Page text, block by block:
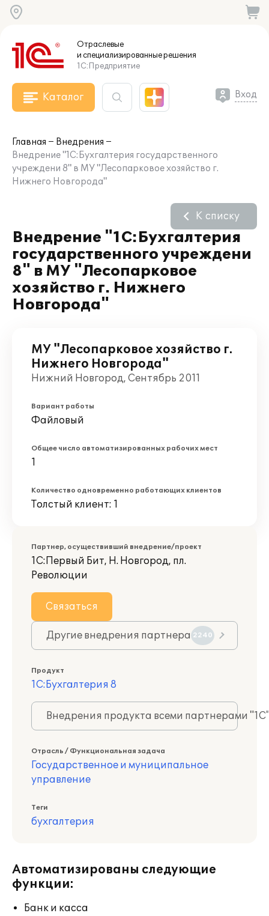
Отраслевые
и специализированныерешения
1С:Предприятие
Каталог Вход
Главная
Внедрения
Внедрение "1С:Бухгалтерия государственного
учреждени 8" в МУ "Лесопарковое хозяйство г.
Нижнего Новгорода"
Внедрение "1С:Бухгалтерия
государственного учреждени
8" в МУ "Лесопарковое
хозяйство г. Нижнего
Новгорода"
К списку
МУ "Лесопарковое хозяйство г.
Нижнего Новгорода"
Нижний Новгород, Сентябрь 2011
Вариант работы
Файловый
Общее число автоматизированных рабочих мест
1
Количество одновременно работающих клиентов
Толстый клиент: 1
Партнер, осуществивший внедрение/проект
1С:Первый Бит, Н. Новгород, пл.
Революции
Связаться
Другие внедрения партнера 2240
Продукт
1С:Бухгалтерия 8
Внедрения продукта всеми партнерами
Отрасль / Функциональная задача
Государственное и муниципальное
управление
Теги
бухгалтерия
Автоматизированы следующие
функции:
Банк и касса